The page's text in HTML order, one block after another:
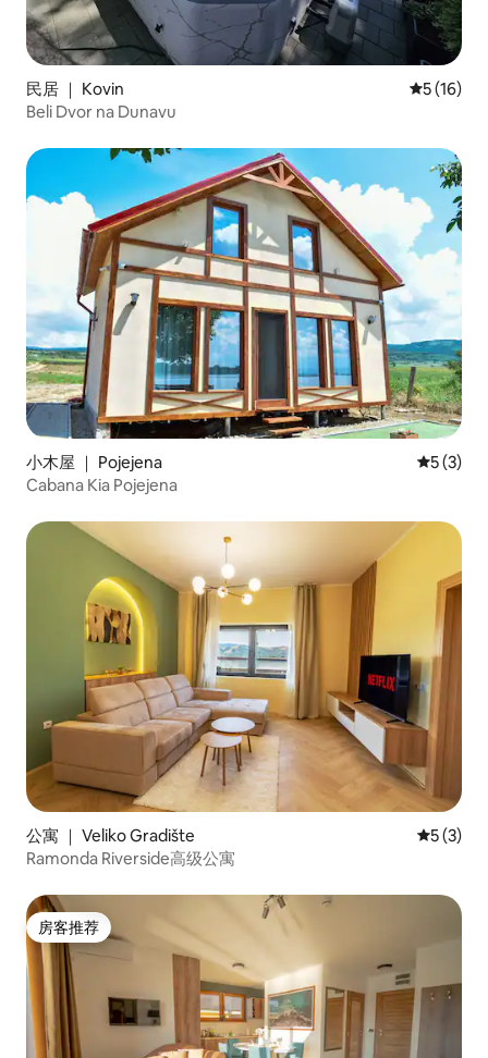
民居 ｜ Kovin 平均评分
5 (16)
Beli Dvor na Dunavu
小木屋 ｜ Pojejena 平均评分
5 (3)
Cabana Kia Pojejena
公寓 ｜ Veliko Gradište 平均评分
5 (3)
Ramonda Riverside高级公寓
房客推荐
房客推荐